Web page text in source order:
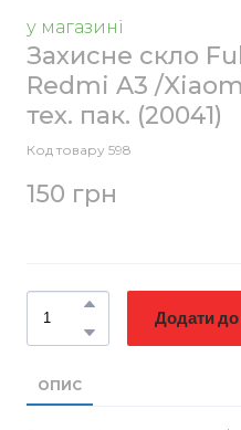
у магазині
Захисне скло
Redmi A3 /
тех. пак. (20041)
Код товару 598
150 грн
Додати
ОПИС